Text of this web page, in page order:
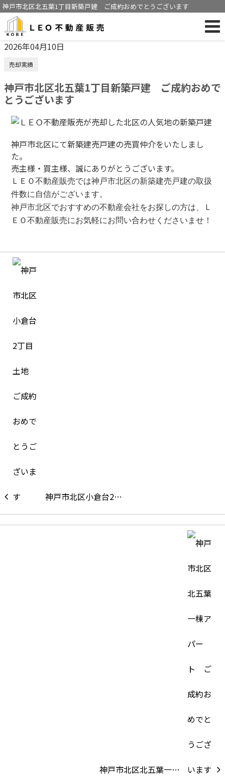
神戸市北区北五葉1丁目新築戸建 ご成約おめでとうございます
2026年04月10日
売却実績
神戸市北区北五葉1丁目新築戸建 ご成約おめで
とうございます
神戸市北区にて新築建売戸建の売買仲介をいたしまし
た。
売主様・買主様、誠にありがとうございます。
ＬＥＯ不動産販売では神戸市北区の新築建売戸建の取扱
件数に自信がございます。
神戸市北区でおすすめの不動産会社をお探しの方は、Ｌ
ＥＯ不動産販売にお気軽にお問い合わせくださいませ！
神戸市北区小倉台2…
神戸市北区北五葉一…